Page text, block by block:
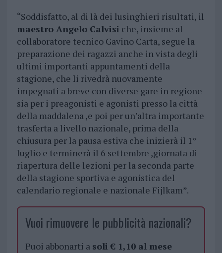
“Soddisfatto, al di là dei lusinghieri risultati, il
maestro Angelo Calvisi che, insieme al
collaboratore tecnico Gavino Carta, segue la
preparazione dei ragazzi anche in vista degli
ultimi importanti appuntamenti della
stagione, che li rivedrà nuovamente
impegnati a breve con diverse gare in regione
sia per i preagonisti e agonisti presso la città
della maddalena ,e poi per un’altra importante
trasferta a livello nazionale, prima della
chiusura per la pausa estiva che inizierà il 1°
luglio e terminerà il 6 settembre ,giornata di
riapertura delle lezioni per la seconda parte
della stagione sportiva e agonistica del
calendario regionale e nazionale Fijlkam”.
Vuoi rimuovere le pubblicità nazionali?
Puoi abbonarti a soli € 1,10 al mese